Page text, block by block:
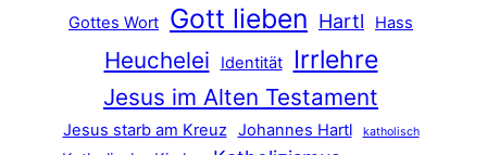
Gottes Wort
Gott lieben Hartl Hass
Heuchelei Identität Irrlehre
Jesus im Alten Testament
Jesus starb am Kreuz Johannes Hartl katholisch